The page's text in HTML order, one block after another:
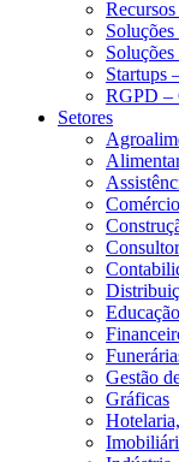
Startups
RGPD –
Setores
Comércio
Educação
Gestão
Gráficas